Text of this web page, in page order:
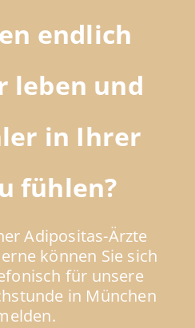
endlich
leben und
in Ihrer
fühlen?
Adipositas-Ärzte
können Sie sich
für unsere
in München